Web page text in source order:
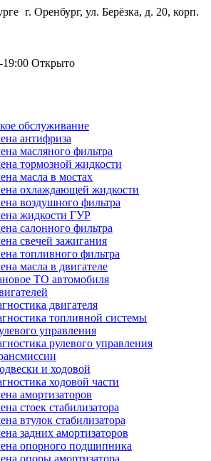
г. Оренбург, ул. Берёзка, д. 20, корп.
Открыто
обслуживание
антифриза
масляного фильтра
тормозной жидкости
масла в мостах
охлаждающей жидкости
воздушного фильтра
жидкости ГУР
салонного фильтра
свечей зажигания
топливного фильтра
масла в двигателе
ТО автомобиля
двигателя
топливной системы
управления
рулевого управления
и ходовой
ходовой части
амортизаторов
стоек стабилизатора
втулок стабилизатора
задних амортизаторов
опорного подшипника
опоры амортизатора